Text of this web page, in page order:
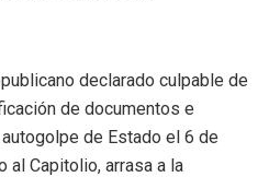
declarado culpable de
de documentos e
de Estado el 6 de
al Capitolio, arrasa a la